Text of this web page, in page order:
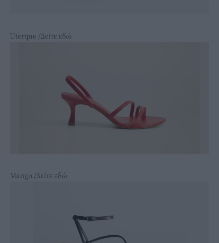
Uterque /Δείτε εδώ
Mango /Δείτε εδώ